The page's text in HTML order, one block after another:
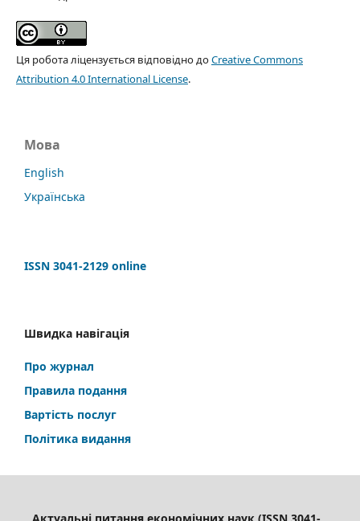
Ця робота ліцензується відповідно доCreative Commons
Attribution 4.0 International License.
Мова
English
Українська
ISSN 3041-2129 online
Швидка навігація
Про журнал
Правила подання
Вартість послуг
Політика видання